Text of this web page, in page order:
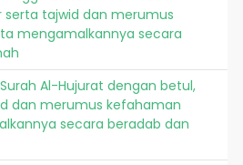
tajwid dan merumus
mengamalkannya secara
Al-Hujurat dengan betul,
dan merumus kefahaman
secara beradab dan